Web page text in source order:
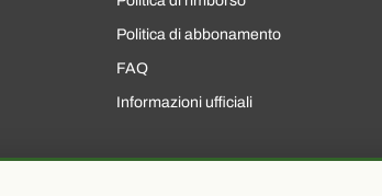
Politica di abbonamento
FAQ
Informazioni ufficiali